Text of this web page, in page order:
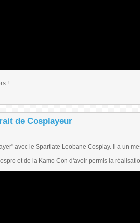
!
de Cosplayeur
avec le Spartiate Leobane Cosplay. Il a un
et de la Kamo Con d'avoir permis la